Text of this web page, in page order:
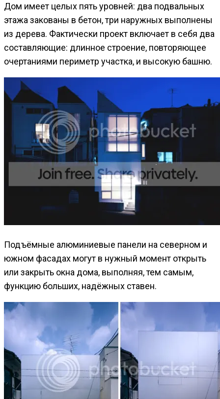
Дом имеет целых пять уровней: два подвальных
этажа закованы в бетон, три наружных выполнены
из дерева. Фактически проект включает в себя два
составляющие: длинное строение, повторяющее
очертаниями периметр участка, и высокую башню.
Подъёмные алюминиевые панели на северном и
южном фасадах могут в нужный момент открыть
или закрыть окна дома, выполняя, тем самым,
функцию больших, надёжных ставен.